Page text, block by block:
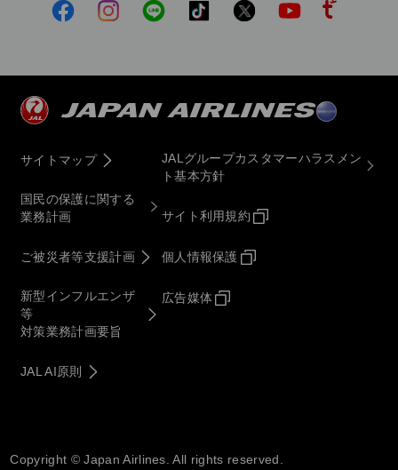
サイトマップ
国民の保護に関する
業務計画
ご被災者等支援計画
新型インフルエンザ
等
対策業務計画要旨
JAL AI原則
JALグループカスタマーハラスメン
ト基本方針
サイト利用規約
個人情報保護
広告媒体
Copyright © Japan Airlines. All rights reserved.